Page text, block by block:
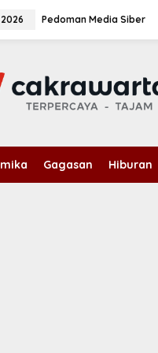
Pedoman Media Siber
Gagasan Hiburan